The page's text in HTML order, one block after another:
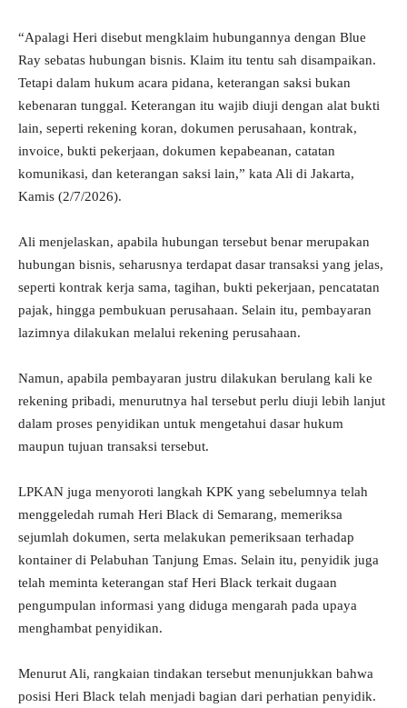
“Apalagi Heri disebut mengklaim hubungannya dengan Blue
Ray sebatas hubungan bisnis. Klaim itu tentu sah disampaikan.
Tetapi dalam hukum acara pidana, keterangan saksi bukan
kebenaran tunggal. Keterangan itu wajib diuji dengan alat bukti
lain, seperti rekening koran, dokumen perusahaan, kontrak,
invoice, bukti pekerjaan, dokumen kepabeanan, catatan
komunikasi, dan keterangan saksi lain,” kata Ali di Jakarta,
Kamis (2/7/2026).
Ali menjelaskan, apabila hubungan tersebut benar merupakan
hubungan bisnis, seharusnya terdapat dasar transaksi yang jelas,
seperti kontrak kerja sama, tagihan, bukti pekerjaan, pencatatan
pajak, hingga pembukuan perusahaan. Selain itu, pembayaran
lazimnya dilakukan melalui rekening perusahaan.
Namun, apabila pembayaran justru dilakukan berulang kali ke
rekening pribadi, menurutnya hal tersebut perlu diuji lebih lanjut
dalam proses penyidikan untuk mengetahui dasar hukum
maupun tujuan transaksi tersebut.
LPKAN juga menyoroti langkah KPK yang sebelumnya telah
menggeledah rumah Heri Black di Semarang, memeriksa
sejumlah dokumen, serta melakukan pemeriksaan terhadap
kontainer di Pelabuhan Tanjung Emas. Selain itu, penyidik juga
telah meminta keterangan staf Heri Black terkait dugaan
pengumpulan informasi yang diduga mengarah pada upaya
menghambat penyidikan.
Menurut Ali, rangkaian tindakan tersebut menunjukkan bahwa
posisi Heri Black telah menjadi bagian dari perhatian penyidik.